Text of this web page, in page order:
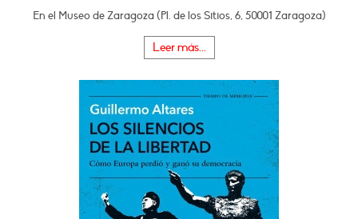
En el Museo de Zaragoza (Pl. de los Sitios, 6, 50001 Zaragoza)
Leer más...